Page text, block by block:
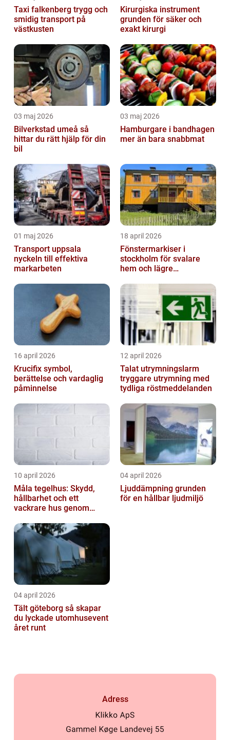
Taxi falkenberg trygg och
smidig transport på
västkusten
Kirurgiska instrument
grunden för säker och
exakt kirurgi
03 maj 2026
Bilverkstad umeå så
hittar du rätt hjälp för din
bil
03 maj 2026
Hamburgare i bandhagen
mer än bara snabbmat
01 maj 2026
Transport uppsala
nyckeln till effektiva
markarbeten
18 april 2026
Fönstermarkiser i
stockholm för svalare
hem och lägre
16 april 2026
Krucifix symbol,
berättelse och vardaglig
påminnelse
12 april 2026
Talat utrymningslarm
tryggare utrymning med
tydliga röstmeddelanden
10 april 2026
Måla tegelhus: Skydd,
hållbarhet och ett
vackrare hus genom
04 april 2026
Ljuddämpning grunden
för en hållbar ljudmiljö
04 april 2026
Tält göteborg så skapar
du lyckade utomhusevent
året runt
Adress